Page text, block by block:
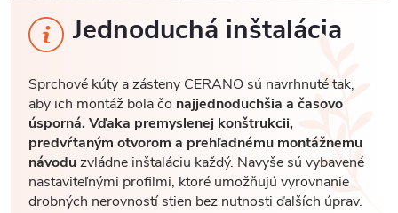
Jednoduchá inštalácia
Sprchové kúty a zásteny CERANO sú navrhnuté tak,
aby ich montáž bola čo najjednoduchšia a časovo
úsporná. Vďaka premyslenej konštrukcii,
predvŕtaným otvorom a prehľadnému montážnemu
návoduzvládne inštaláciu každý. Navyše sú vybavené
nastaviteľnými profilmi, ktoré umožňujú vyrovnanie
drobných nerovností stien bez nutnosti ďalších úprav.